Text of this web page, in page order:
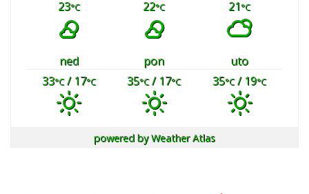
23°C 22°C 21°C
ned pon
uto
33°C/ 17°C 35°C/ 17°C 35°C/ 19°C
powered byWeather Atlas